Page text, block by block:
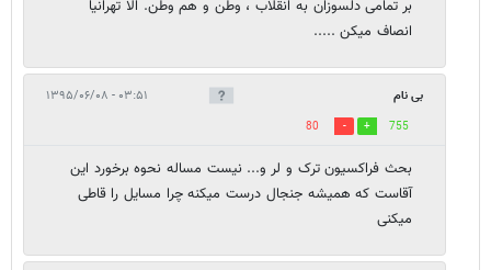
بر تمامی دلسوزان به انقلاب ، وطن و هم وطن. الا تهرانیا
انصاف میکن .....
بی نام ۰۳:۵۱ - ۱۳۹۵/۰۶/۰۸
755
80
بحث فراکسیون ترک و لر و... نیست مساله نحوه برخورد این
آقاست که همیشه جنجال درست میکنه چرا مسایل را قاطی
میکنی